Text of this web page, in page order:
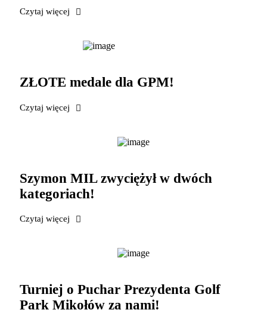
Czytaj więcej
ZŁOTE medale dla GPM!
Czytaj więcej
Szymon MIL zwyciężył w dwóch
kategoriach!
Czytaj więcej
Turniej o Puchar Prezydenta Golf
Park Mikołów za nami!